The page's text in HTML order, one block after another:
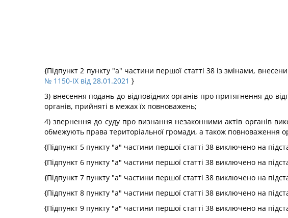
{Підпункт 2 пункту "а" частини першої статті 38 із змінами,
№ 1150-IX від 28.01.2021 }
3) внесення подань до відповідних органів про притягнення до
органів, прийняті в межах їх повноважень;
4) звернення до суду про визнання незаконними актів органів
обмежують права територіальної громади, а також повноваження
{Підпункт 5 пункту "а" частини першої статті 38 виключено на
{Підпункт 6 пункту "а" частини першої статті 38 виключено на
{Підпункт 7 пункту "а" частини першої статті 38 виключено на
{Підпункт 8 пункту "а" частини першої статті 38 виключено на
{Підпункт 9 пункту "а" частини першої статті 38 виключено на